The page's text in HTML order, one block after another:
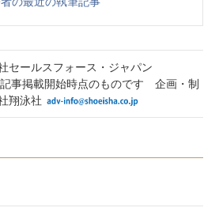
セールスフォース・ジャパン
記事掲載開始時点のものです 企画・制
翔泳社